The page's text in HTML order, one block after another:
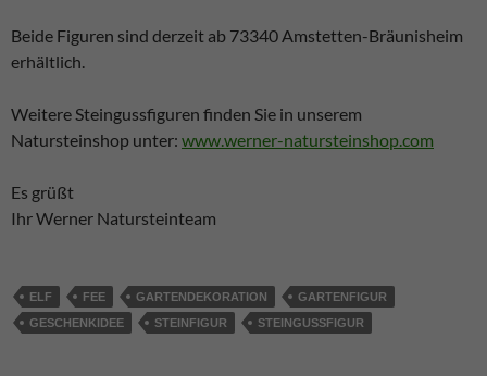
Beide Figuren sind derzeit ab 73340 Amstetten-Bräunisheim
erhältlich.
Weitere Steingussfiguren finden Sie in unserem
Natursteinshop unter: www.werner-natursteinshop.com
Es grüßt
Ihr Werner Natursteinteam
ELF FEE GARTENDEKORATION
GARTENFIGUR
GESCHENKIDEE
STEINFIGUR STEINGUSSFIGUR